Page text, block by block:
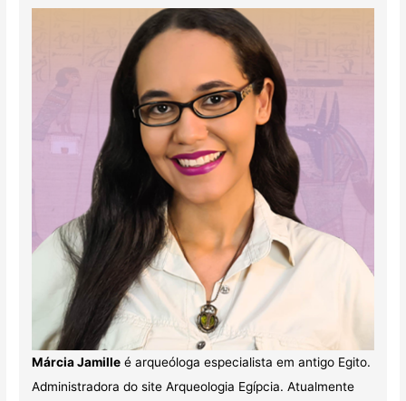
Márcia Jamilleé arqueóloga especialista em antigo Egito.
Administradora do site Arqueologia Egípcia. Atualmente